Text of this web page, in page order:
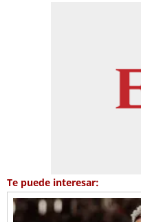
Te puede interesar: